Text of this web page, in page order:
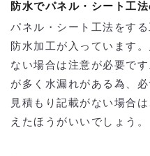
防水でパネル・シート工
パネル・シート工法をす
防水加工が入っています
ない場合は注意が必要で
が多く水漏れがある為、
見積もり記載がない場合
えたほうがいいでしょう。